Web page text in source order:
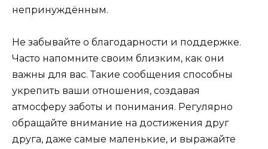
непринуждённым.
Не забывайте о благодарности и поддержке.
Часто напомните своим близким, как они
важны для вас. Такие сообщения способны
укрепить ваши отношения, создавая
атмосферу заботы и понимания. Регулярно
обращайте внимание на достижения друг
друга, даже самые маленькие, и выражайте